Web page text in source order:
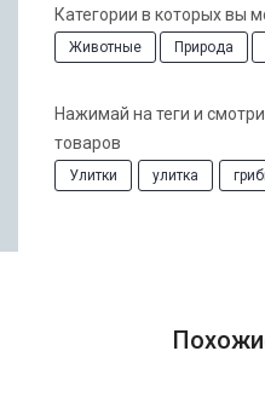
Категории в которых вы
Животные Природа
Нажимай на теги и
товаров
Улитки улитка